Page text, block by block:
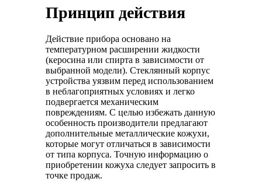
Принцип действия
Действие прибора основано на
температурном расширении жидкости
(керосина или спирта в зависимости от
выбранной модели). Стеклянный корпус
устройства уязвим перед использованием
в неблагоприятных условиях и легко
подвергается механическим
повреждениям. С целью избежать данную
особенность производители предлагают
дополнительные металлические кожухи,
которые могут отличаться в зависимости
от типа корпуса. Точную информацию о
приобретении кожуха следует запросить в
точке продаж.